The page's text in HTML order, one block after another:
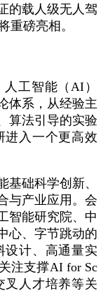
的载人级无人驾
重磅亮相。
工智能（AI）
体系，从经验主
算法引导的实验
进入一个更高效
基础科学创新、
与产业应用。会
智能研究院、中
心、字节跳动的
设计、高通量实
注支撑AI for Sc
叉人才培养等关